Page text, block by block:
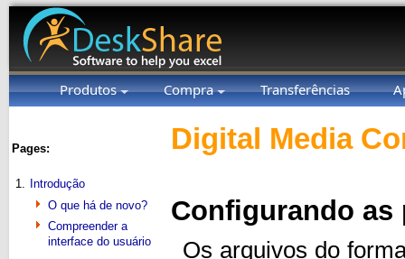
Produtos Compra Transferências
Pages:
1.
Introdução
O que há de novo?
Compreender a
interface do usuário
Digital Media
Configurando as
Os arquivos do